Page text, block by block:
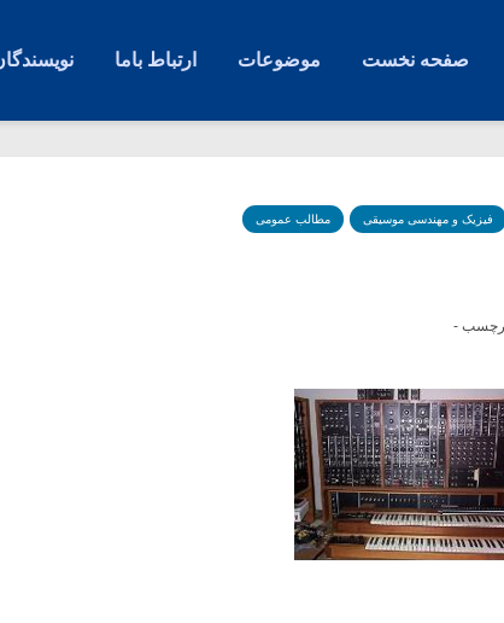
صفحه نخست موضوعات ارتباط باما
فیزیک و مهندسی موسیقی مطالب عمومی